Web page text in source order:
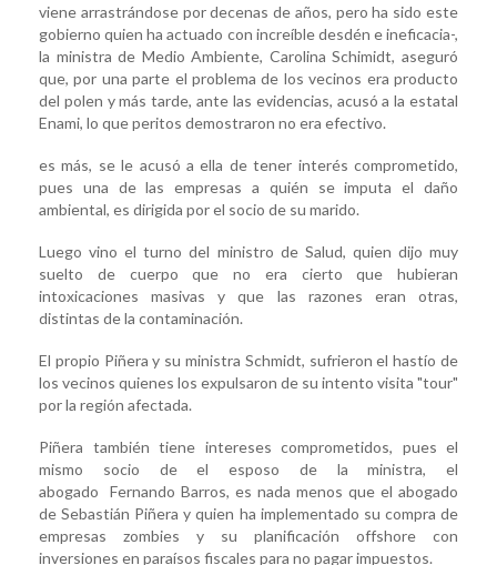
viene arrastrándose por decenas de años, pero ha sido este
gobierno quien ha actuado con increíble desdén e ineficacia-,
la ministra de Medio Ambiente, Carolina Schimidt, aseguró
que, por una parte el problema de los vecinos era producto
del polen y más tarde, ante las evidencias, acusó a la estatal
Enami, lo que peritos demostraron no era efectivo.
es más, se le acusó a ella de tener interés comprometido,
pues una de las empresas a quién se imputa el daño
ambiental, es dirigida por el socio de su marido.
Luego vino el turno del ministro de Salud, quien dijo muy
suelto de cuerpo que no era cierto que hubieran
intoxicaciones masivas y que las razones eran otras,
distintas de la contaminación.
El propio Piñera y su ministra Schmidt, sufrieron el hastío de
los vecinos quienes los expulsaron de su intento visita "tour"
por la región afectada.
Piñera también tiene intereses comprometidos, pues el
mismo socio de el esposo de la ministra, el
abogado Fernando Barros, es nada menos que el abogado
de Sebastián Piñera y quien ha implementado su compra de
empresas zombies y su planificación offshore con
inversiones en paraísos fiscales para no pagar impuestos.